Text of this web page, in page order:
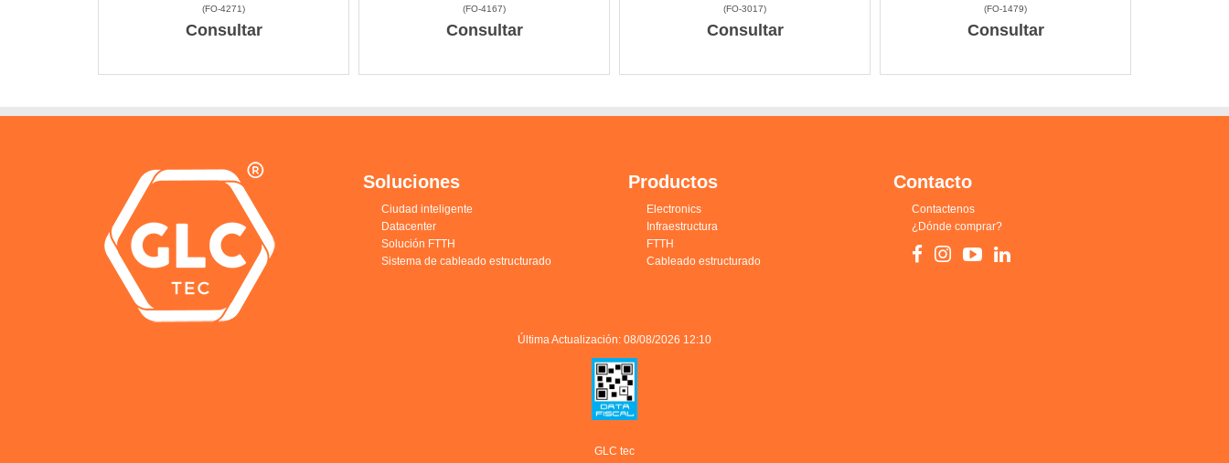
(FO-4271)
Consultar
(FO-4167)
Consultar
(FO-3017)
Consultar
(FO-1479)
Consultar
Soluciones
Ciudad inteligente
Datacenter
Solución FTTH
Sistema de cableado estructurado
Productos
Electronics
Infraestructura
FTTH
Cableado estructurado
Contacto
Contactenos
¿Dónde comprar?
Última Actualización: 08/08/2026 12:10
GLC tec